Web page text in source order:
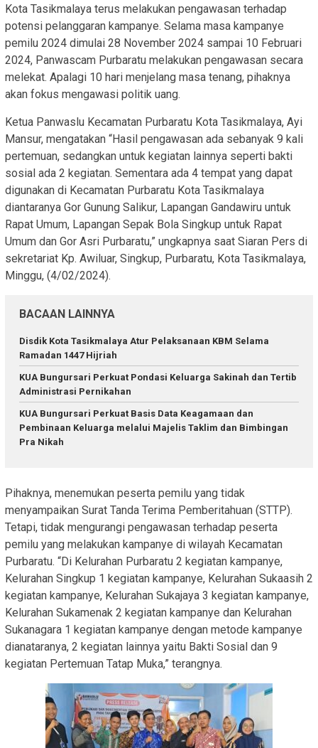
Kota Tasikmalaya terus melakukan pengawasan terhadap
potensi pelanggaran kampanye. Selama masa kampanye
pemilu 2024 dimulai 28 November 2024 sampai 10 Februari
2024, Panwascam Purbaratu melakukan pengawasan secara
melekat. Apalagi 10 hari menjelang masa tenang, pihaknya
akan fokus mengawasi politik uang.
Ketua Panwaslu Kecamatan Purbaratu Kota Tasikmalaya, Ayi
Mansur, mengatakan “Hasil pengawasan ada sebanyak 9 kali
pertemuan, sedangkan untuk kegiatan lainnya seperti bakti
sosial ada 2 kegiatan. Sementara ada 4 tempat yang dapat
digunakan di Kecamatan Purbaratu Kota Tasikmalaya
diantaranya Gor Gunung Salikur, Lapangan Gandawiru untuk
Rapat Umum, Lapangan Sepak Bola Singkup untuk Rapat
Umum dan Gor Asri Purbaratu,” ungkapnya saat Siaran Pers di
sekretariat Kp. Awiluar, Singkup, Purbaratu, Kota Tasikmalaya,
Minggu, (4/02/2024).
BACAAN LAINNYA
Disdik Kota Tasikmalaya Atur Pelaksanaan KBM Selama
Ramadan 1447 Hijriah
KUA Bungursari Perkuat Pondasi Keluarga Sakinah dan Tertib
Administrasi Pernikahan
KUA Bungursari Perkuat Basis Data Keagamaan dan
Pembinaan Keluarga melalui Majelis Taklim dan Bimbingan
Pra Nikah
Pihaknya, menemukan peserta pemilu yang tidak
menyampaikan Surat Tanda Terima Pemberitahuan (STTP).
Tetapi, tidak mengurangi pengawasan terhadap peserta
pemilu yang melakukan kampanye di wilayah Kecamatan
Purbaratu. “Di Kelurahan Purbaratu 2 kegiatan kampanye,
Kelurahan Singkup 1 kegiatan kampanye, Kelurahan Sukaasih 2
kegiatan kampanye, Kelurahan Sukajaya 3 kegiatan kampanye,
Kelurahan Sukamenak 2 kegiatan kampanye dan Kelurahan
Sukanagara 1 kegiatan kampanye dengan metode kampanye
dianataranya, 2 kegiatan lainnya yaitu Bakti Sosial dan 9
kegiatan Pertemuan Tatap Muka,” terangnya.